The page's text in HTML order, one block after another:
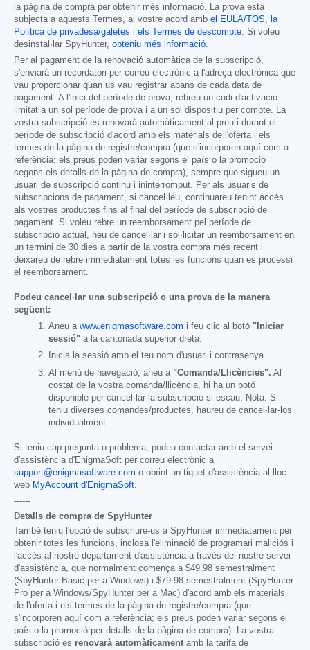
la pàgina de compra per obtenir més informació. La prova està
subjecta a aquests Termes, al vostre acord amb el EULA/TOS, la
Política de privadesa/galetes i els Termes de descompte. Si voleu
desinstal·lar SpyHunter, obteniu més informació.
Per al pagament de la renovació automàtica de la subscripció,
s'enviarà un recordatori per correu electrònic a l'adreça electrònica que
vau proporcionar quan us vau registrar abans de cada data de
pagament. A l'inici del període de prova, rebreu un codi d'activació
limitat a un sol període de prova i a un sol dispositiu per compte. La
vostra subscripció es renovarà automàticament al preu i durant el
període de subscripció d'acord amb els materials de l'oferta i els
termes de la pàgina de registre/compra (que s'incorporen aquí com a
referència; els preus poden variar segons el país o la promoció
segons els detalls de la pàgina de compra), sempre que sigueu un
usuari de subscripció continu i ininterromput. Per als usuaris de
subscripcions de pagament, si cancel·leu, continuareu tenint accés
als vostres productes fins al final del període de subscripció de
pagament. Si voleu rebre un reemborsament pel període de
subscripció actual, heu de cancel·lar i sol·licitar un reemborsament en
un termini de 30 dies a partir de la vostra compra més recent i
deixareu de rebre immediatament totes les funcions quan es processi
el reemborsament.
Podeu cancel·lar una subscripció o una prova de la manera
següent:
Aneu a www.enigmasoftware.com i feu clic al botó "Iniciar
sessió" a la cantonada superior dreta.
Inicia la sessió amb el teu nom d'usuari i contrasenya.
Al menú de navegació, aneu a "Comanda/Llicències". Al
costat de la vostra comanda/llicència, hi ha un botó
disponible per cancel·lar la subscripció si escau. Nota: Si
teniu diverses comandes/productes, haureu de cancel·lar-los
individualment.
Si teniu cap pregunta o problema, podeu contactar amb el servei
d'assistència d'EnigmaSoft per correu electrònic a
support@enigmasoftware.com o obrint un tiquet d'assistència al lloc
web MyAccount d'EnigmaSoft
------
Detalls de compra de SpyHunter
També teniu l'opció de subscriure-us a SpyHunter immediatament per
obtenir totes les funcions, inclosa l'eliminació de programari maliciós i
l'accés al nostre departament d'assistència a través del nostre servei
d'assistència, que normalment comença a $49.98 semestralment
(SpyHunter Basic per a Windows) i $79.98 semestralment (SpyHunter
Pro per a Windows/SpyHunter per a Mac) d'acord amb els materials
de l'oferta i els termes de la pàgina de registre/compra (que
s'incorporen aquí com a referència; els preus poden variar segons el
país o la promoció per detalls de la pàgina de compra). La vostra
subscripció es renovarà automàticament amb la tarifa de